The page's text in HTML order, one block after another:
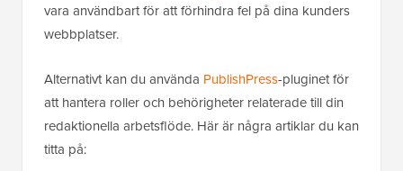
vara användbart för att förhindra fel på dina kunders
webbplatser.
Alternativt kan du använda PublishPress-pluginet för
att hantera roller och behörigheter relaterade till din
redaktionella arbetsflöde. Här är några artiklar du kan
titta på: